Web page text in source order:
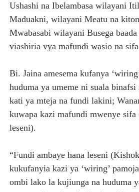
Ushashi na Ibelambasa wilayani
Maduakni, wilayani Meatu na
Mwabasabi wilayani Busega
viashiria vya mafundi wasio na
Bi. Jaina amesema kufanya
huduma ya umeme ni suala binafsi
kati ya mteja na fundi lakini;
kuwapa kazi mafundi mwenye
leseni).
“Fundi ambaye hana leseni
kukufanyia kazi ya ‘wiring’
ombi lako la kujiunga na huduma